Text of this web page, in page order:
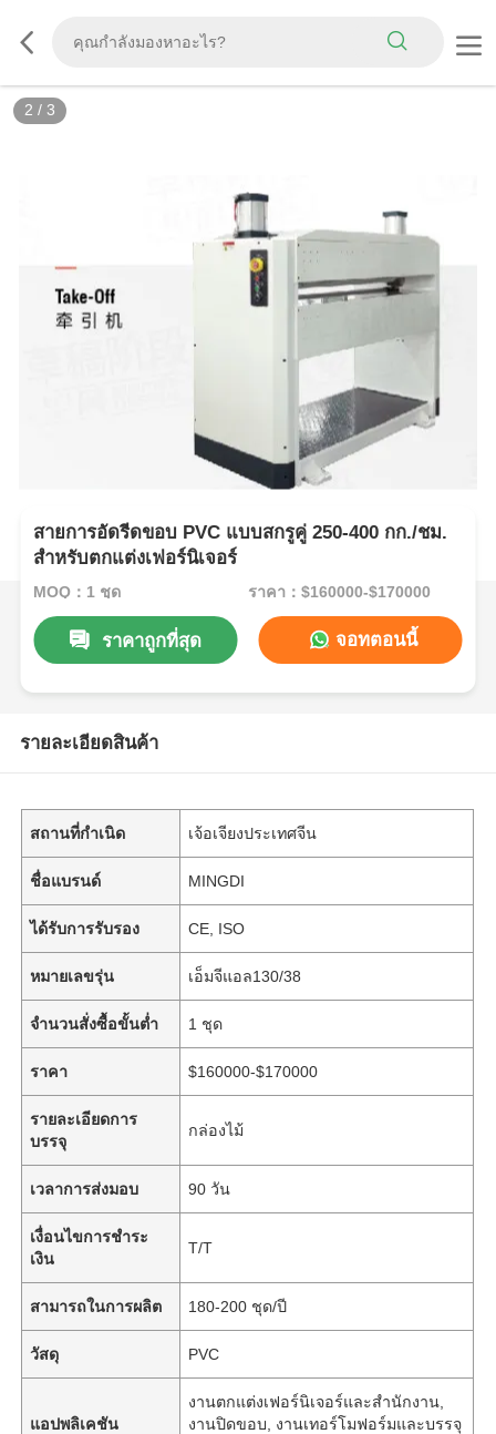
2 / 3
สายการอัดรีดขอบ PVC แบบสกรูคู่ 250-400 กก./ชม.
สำหรับตกแต่งเฟอร์นิเจอร์
MOQ：1 ชุด ราคา：$160000-$170000
ราคาถูกที่สุด จอทตอนนี้
รายละเอียดสินค้า
สถานที่กำเนิด เจ้อเจียงประเทศจีน
ชื่อแบรนด์ MINGDI
ได้รับการรับรอง CE, ISO
หมายเลขรุ่น เอ็มจีแอล130/38
จำนวนสั่งซื้อขั้นต่ำ 1 ชุด
ราคา $160000-$170000
รายละเอียดการ
บรรจุ
กล่องไม้
เวลาการส่งมอบ 90 วัน
เงื่อนไขการชำระ
เงิน
T/T
สามารถในการผลิต 180-200 ชุด/ปี
วัสดุ PVC
แอปพลิเคชัน
งานตกแต่งเฟอร์นิเจอร์และสำนักงาน,
งานปิดขอบ, งานเทอร์โมฟอร์มและบรรจุ